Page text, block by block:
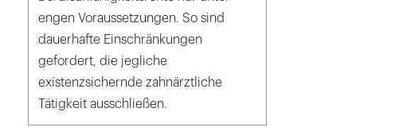
engen Voraussetzungen. So sind
dauerhafte Einschränkungen
gefordert, die jegliche
existenzsichernde zahnärztliche
Tätigkeit ausschließen.